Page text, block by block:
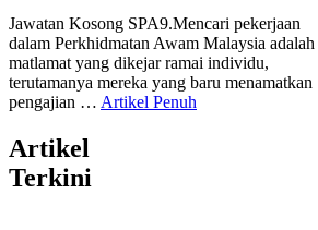
Jawatan Kosong SPA9.Mencari pekerjaan
dalam Perkhidmatan Awam Malaysia adalah
matlamat yang dikejar ramai individu,
terutamanya mereka yang baru menamatkan
pengajian … Artikel Penuh
Artikel
Terkini